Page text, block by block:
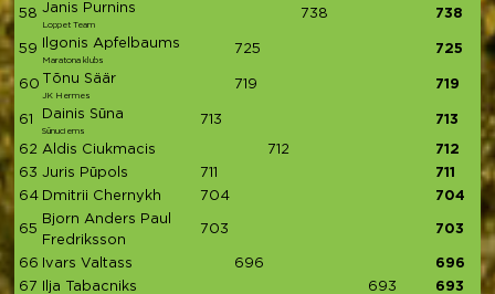
58 Janis Purnins
Loppet Team
738 738
59 Ilgonis Apfelbaums
Maratona klubs
725 725
60 Tõnu Säär
JK Hermes
719 719
61 Dainis Sūna
Sūnuciems
713 713
62 Aldis Ciukmacis 712
712
63 Juris Pūpols 711
711
64
Dmitrii Chernykh 704 704
65
Bjorn Anders Paul
Fredriksson
703 703
66 Ivars Valtass 696
696
67
Ilja Tabacniks 693 693